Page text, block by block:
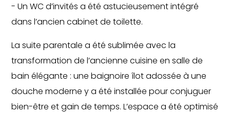
- Un WC d’invités a été astucieusement intégré
dans l’ancien cabinet de toilette.
La suite parentale a été sublimée avec la
transformation de l’ancienne cuisine en salle de
bain élégante : une baignoire îlot adossée à une
douche moderne y a été installée pour conjuguer
bien-être et gain de temps. L’espace a été optimisé